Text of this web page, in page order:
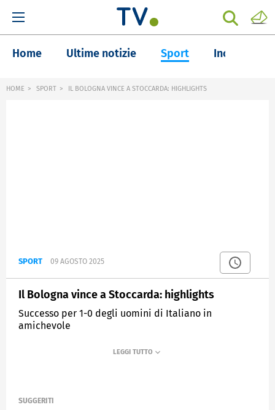
Home Ultime notizie Sport Inchieste
HOME SPORT IL BOLOGNA VINCE A STOCCARDA: HIGHLIGHTS
SPORT 09 AGOSTO 2025
Il Bologna vince a Stoccarda: highlights
Successo per 1-0 degli uomini di Italiano in
amichevole
SPORTMEDIASET
SUGGERITI